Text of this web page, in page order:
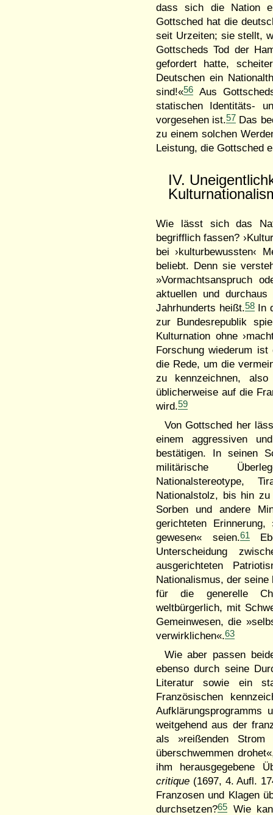
dass sich die Nation
Gottsched hat die
seit Urzeiten; sie stellt,
Gottscheds Tod der
gefordert hatte,
Deutschen ein
sind!«56 Aus
statischen Identitäts-
vorgesehen ist.57 Das
zu einem solchen
Leistung, die Gottsched
IV.
Wie lässt sich das
begrifflich fassen?
bei ›kulturbewussten‹
beliebt. Denn sie
»Vormachtsanspruch
aktuellen und
Jahrhunderts heißt.58In
zur Bundesrepublik
Kulturnation ohne
Forschung wiederum
die Rede, um die
zu kennzeichnen,
üblicherweise auf die
wird.59
Von Gottsched her
einem aggressiven
bestätigen. In seinen
militärische
Nationalstereotype,
Nationalstolz, bis hin
Sorben und andere
gerichteten
gewesen« seien.61
Unterscheidung
ausgerichteten
Nationalismus, der
für die generelle
weltbürgerlich, mit
Gemeinwesen, die
verwirklichen«.63
Wie aber passen
ebenso durch seine
Literatur sowie ein
Französischen
Aufklärungsprogramms
weitgehend aus der
als »reißenden Strom
überschwemmen
ihm herausgegebene
critique (1697, 4. Aufl.
Franzosen und Klagen
durchsetzen?65 Wie